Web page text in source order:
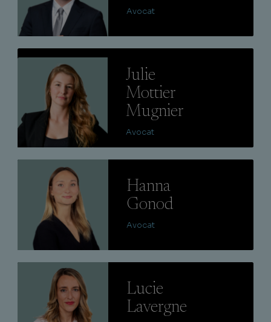
Avocat
Julie
Mottier
Mugnier
Avocat
Hanna
Gonod
Avocat
Lucie
Lavergne